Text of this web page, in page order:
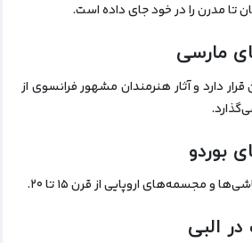
تا مدرن را در خود جای داده است.
مارسی
دارد و آثار هنرمندان مشهور فرانسوی از
بوردو
و مجسمه‌های اروپایی از قرن ۱۵ تا ۲۰.
در البی